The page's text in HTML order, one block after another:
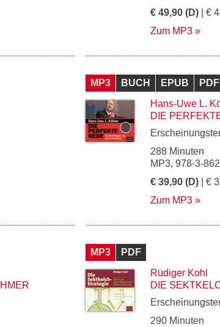
€ 49,90 (D) | €
Zum MP3
MP3 BUCH EPUB
PDF
Hans-Uwe L.
DIE
288 Minuten
MP3, 978-3-
€ 39,90 (D) | €
Zum MP3
MP3
PDF
Rüdiger Kohl
DIE
290 Minuten